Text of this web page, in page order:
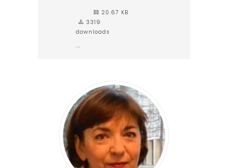
20.67 KB
3319
downloads
...